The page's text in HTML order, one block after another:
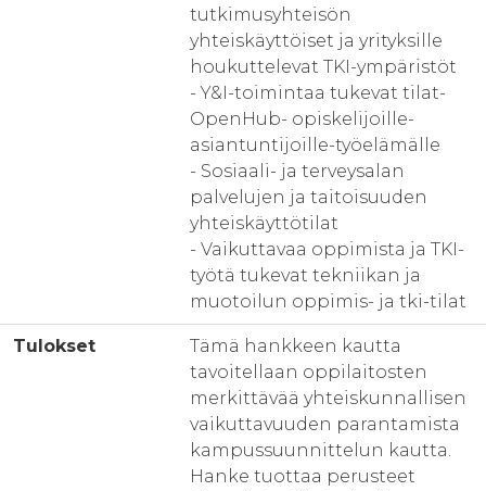
tutkimusyhteisön
yhteiskäyttöiset ja yrityksille
houkuttelevat TKI-ympäristöt
- Y&I-toimintaa tukevat tilat-
OpenHub- opiskelijoille-
asiantuntijoille-työelämälle
- Sosiaali- ja terveysalan
palvelujen ja taitoisuuden
yhteiskäyttötilat
- Vaikuttavaa oppimista ja TKI-
työtä tukevat tekniikan ja
muotoilun oppimis- ja tki-tilat
Tulokset
Tämä hankkeen kautta
tavoitellaan oppilaitosten
merkittävää yhteiskunnallisen
vaikuttavuuden parantamista
kampussuunnittelun kautta.
Hanke tuottaa perusteet